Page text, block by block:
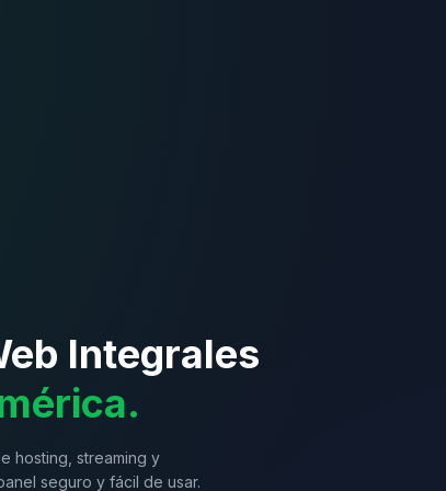
Integrales
hosting, streaming y
seguro y fácil de usar.